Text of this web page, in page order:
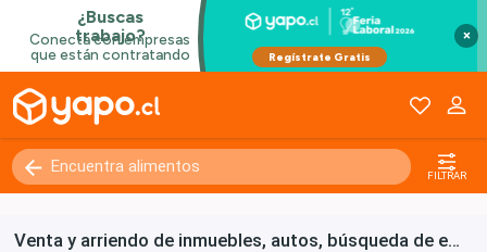
×
FILTRAR
Venta y arriendo de inmuebles, autos, búsqueda de empleo y bienes de consumo en Chile